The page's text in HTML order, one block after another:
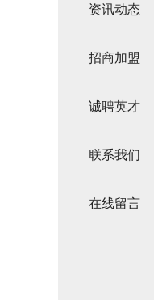
资讯动态
招商加盟
诚聘英才
联系我们
在线留言